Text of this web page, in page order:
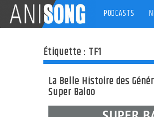
content
PODCASTS
Étiquette : TF1
La Belle Histoire des
Super Baloo